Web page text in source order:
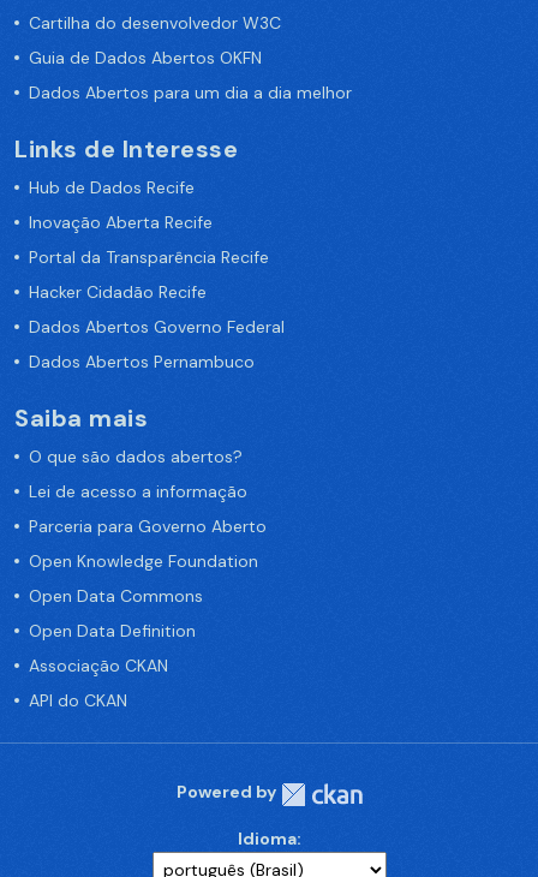
Cartilha do desenvolvedor W3C
Guia de Dados Abertos OKFN
Dados Abertos para um dia a dia melhor
Links de Interesse
Hub de Dados Recife
Inovação Aberta Recife
Portal da Transparência Recife
Hacker Cidadão Recife
Dados Abertos Governo Federal
Dados Abertos Pernambuco
Saiba mais
O que são dados abertos?
Lei de acesso a informação
Parceria para Governo Aberto
Open Knowledge Foundation
Open Data Commons
Open Data Definition
Associação CKAN
API do CKAN
Powered by
Idioma